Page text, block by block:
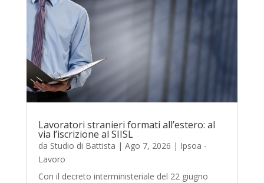
Lavoratori stranieri formati all’estero: al
via l’iscrizione al SIISL
da Studio di Battista | Ago 7, 2026 | Ipsoa -
Lavoro
Con il decreto interministeriale del 22 giugno